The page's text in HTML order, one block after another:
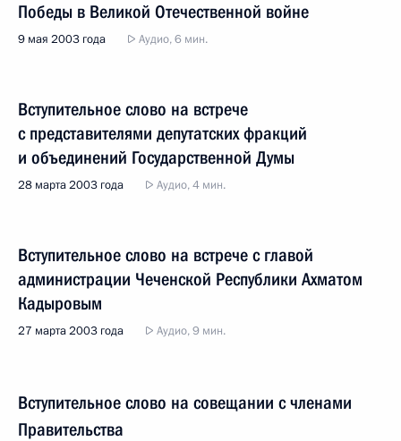
Победы в Великой Отечественной войне
9 мая 2003 года Аудио, 6 мин.
Вступительное слово на встрече
с представителями депутатских фракций
и объединений Государственной Думы
28 марта 2003 года Аудио, 4 мин.
Вступительное слово на встрече с главой
администрации Чеченской Республики Ахматом
Кадыровым
27 марта 2003 года Аудио, 9 мин.
Вступительное слово на совещании с членами
Правительства